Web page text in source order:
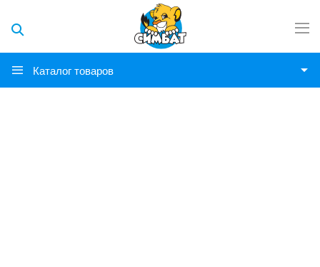
Каталог товаров